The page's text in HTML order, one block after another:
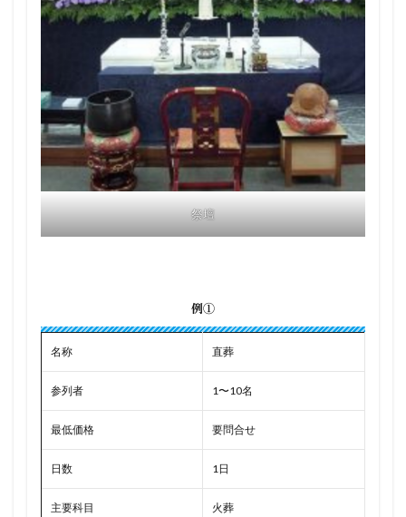
祭壇
例①
名称 直葬
参列者 1〜10名
最低価格 要問合せ
日数 1日
主要科目 火葬